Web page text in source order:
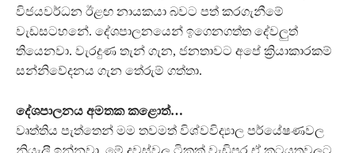
විජයවර්ධන ඊළඟ නායකයා බවට පත් කරගැනීමේ
වැඩසටහනේ. දේශපාලනයෙන් ඉගෙනගත්ත දේවලුත්
තියෙනවා. වැරදුණ තැන් ගැන, ජනතාවට අපේ ක්‍රියාකාරකම්
සන්නිවේදනය ගැන තේරුම් ගත්තා.
දේශපාලනය අමතක කළොත්…
වෘත්තිය පැත්තෙන් මම තවමත් විශ්වවිද්‍යාල පර්යේෂණවල
නියැලී ඉන්නවා. මේ දවස්වල ටිකක් වැඩිපුර ඒ කටයුතුවලට